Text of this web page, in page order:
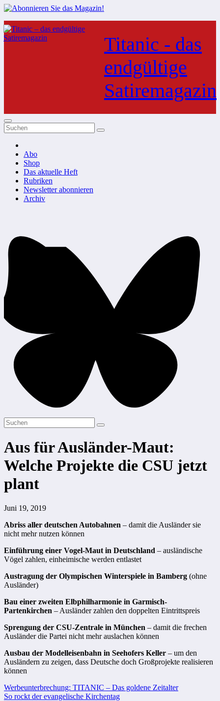
Zum
Inhalt
springen
Titanic - das
endgültige
Satiremagazin
Abo
Shop
Das aktuelle Heft
Rubriken
Newsletter abonnieren
Archiv
Aus für Ausländer-Maut:
Welche Projekte die CSU jetzt
plant
Juni 19, 2019
Abriss aller deutschen Autobahnen – damit die Ausländer sie
nicht mehr nutzen können
Einführung einer Vogel-Maut in Deutschland – ausländische
Vögel zahlen, einheimische werden entlastet
Austragung der Olympischen Winterspiele in Bamberg (ohne
Ausländer)
Bau einer zweiten Elbphilharmonie in Garmisch-
Partenkirchen – Ausländer zahlen den doppelten Eintrittspreis
Sprengung der CSU-Zentrale in München – damit die frechen
Ausländer die Partei nicht mehr auslachen können
Ausbau der Modelleisenbahn in Seehofers Keller – um den
Ausländern zu zeigen, dass Deutsche doch Großprojekte realisieren
können
Beitragsnavigation
Werbeunterbrechung: TITANIC – Das goldene Zeitalter
So rockt der evangelische Kirchentag